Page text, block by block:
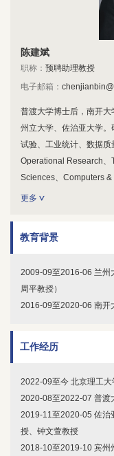
陈建斌
职称： 预聘助理教授
电子邮箱：
普渡大学博士后，南开
州立大学、佐治亚大学
试验、工业统计、数据
Operational Research、
Sciences、Computers
论文多篇。
更多
教育背景
2009-09至2016-06 兰州
周平教授）
2016-09至2020-06 南开
工作经历
2022-09至今 北京理工
2020-08至2022-07 普渡
2019-11至2020-05 佐治
授、钟文萱教授
2018-10至2019-10 宾州